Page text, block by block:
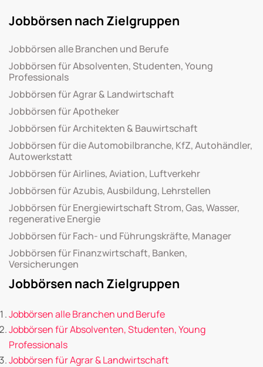
Jobbörsen nach Zielgruppen
Jobbörsen alle Branchen und Berufe
Jobbörsen für Absolventen, Studenten, Young
Professionals
Jobbörsen für Agrar & Landwirtschaft
Jobbörsen für Apotheker
Jobbörsen für Architekten & Bauwirtschaft
Jobbörsen für die Automobilbranche, KfZ, Autohändler,
Autowerkstatt
Jobbörsen für Airlines, Aviation, Luftverkehr
Jobbörsen für Azubis, Ausbildung, Lehrstellen
Jobbörsen für Energiewirtschaft Strom, Gas, Wasser,
regenerative Energie
Jobbörsen für Fach- und Führungskräfte, Manager
Jobbörsen für Finanzwirtschaft, Banken,
Versicherungen
Jobbörsen nach Zielgruppen
Jobbörsen alle Branchen und Berufe
Jobbörsen für Absolventen, Studenten, Young
Professionals
Jobbörsen für Agrar & Landwirtschaft